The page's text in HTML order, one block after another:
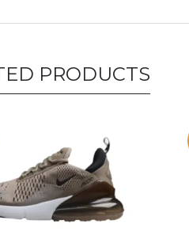
PRODUCTS